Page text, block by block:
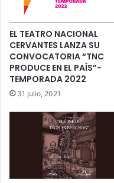
EL TEATRO NACIONAL
CERVANTES LANZA SU
CONVOCATORIA “TNC
PRODUCE EN EL PAÍS”-
TEMPORADA 2022
31 julio, 2021